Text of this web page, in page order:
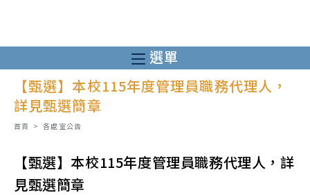
至
主
內
選單
【甄選】本校115年度管理員職務代理人，
詳見甄選簡章
首頁 > 各處室公告
【甄選】本校115年度管理員職務代理人，詳
見甄選簡章